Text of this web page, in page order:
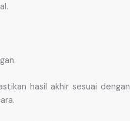
hasil akhir sesuai dengan